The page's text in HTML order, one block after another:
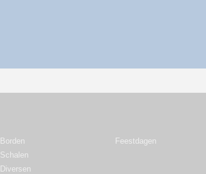
Borden
Schalen
Diversen
Feestdagen